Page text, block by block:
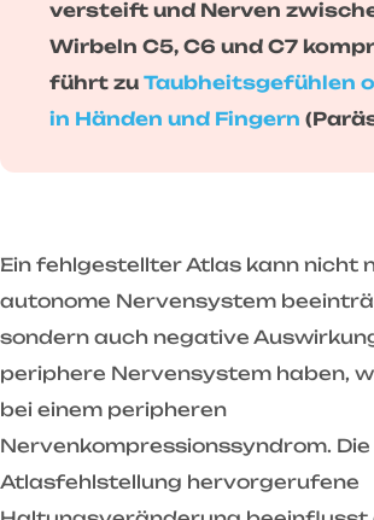
versteift und Nerven
Wirbeln C5, C6 und C7
führt zu Taubheitsgefühlen
in Händen und Fingern
Ein fehlgestellter Atlas kann nicht
autonome Nervensystem
sondern auch negative
periphere Nervensystem haben,
bei einem peripheren
Nervenkompressionssyndrom.
Atlasfehlstellung hervorgerufene